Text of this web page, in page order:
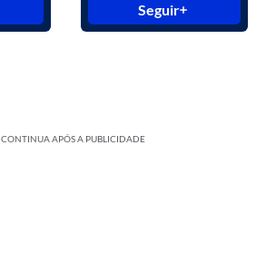
Seguir
CONTINUA APÓS A PUBLICIDADE